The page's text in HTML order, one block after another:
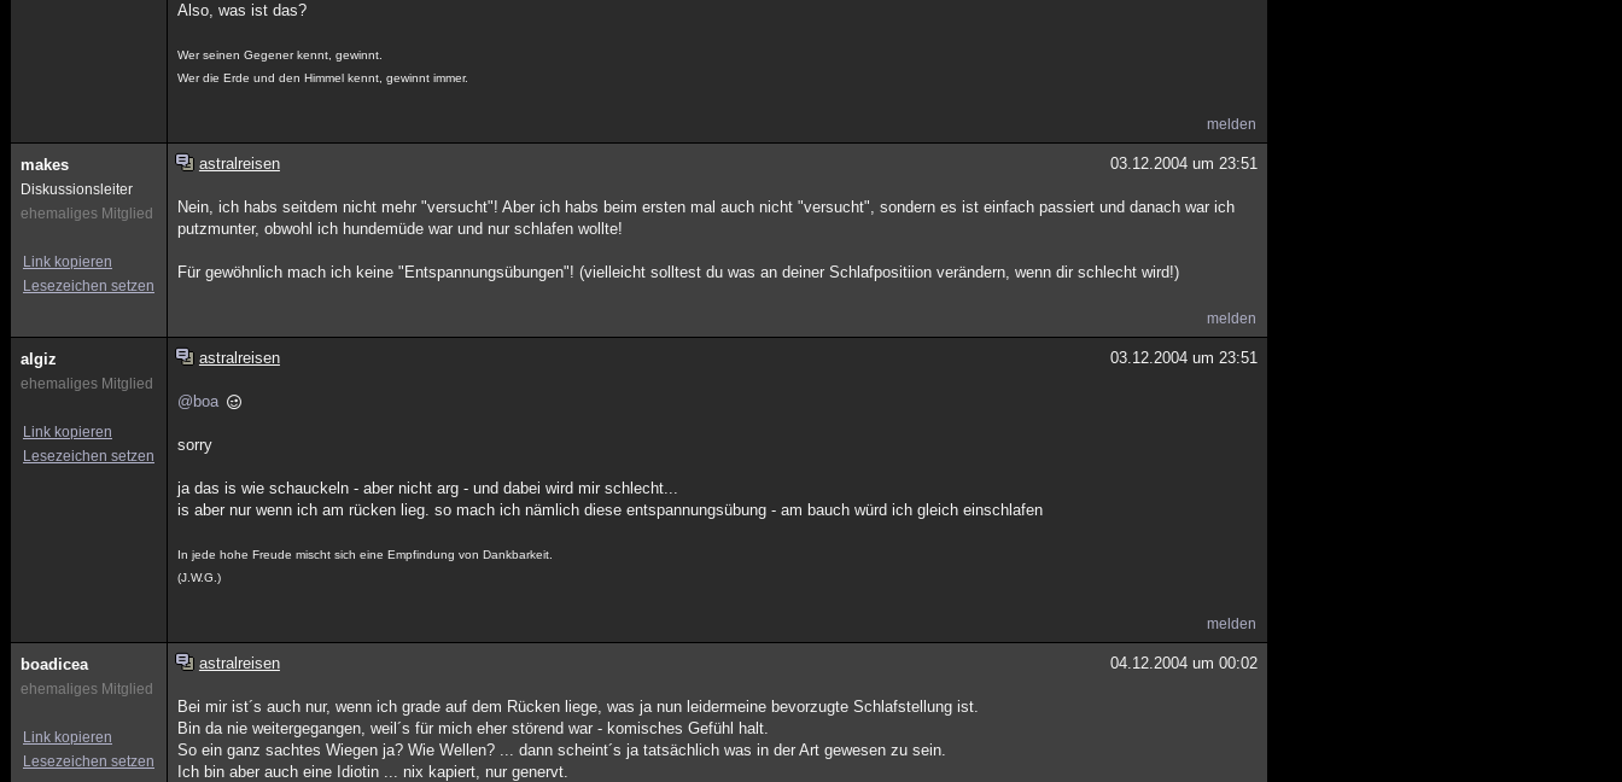
Also, was ist das?
Wer seinen Gegener kennt, gewinnt.
Wer die Erde und den Himmel kennt, gewinnt immer.
melden
makes
Diskussionsleiter
ehemaliges Mitglied
Link kopieren
Lesezeichen setzen
astralreisen 03.12.2004 um 23:51
Nein, ich habs seitdem nicht mehr "versucht"! Aber ich habs beim ersten mal auch nicht "versucht", sondern es ist einfach passiert und danach war ich
putzmunter, obwohl ich hundemüde war und nur schlafen wollte!
Für gewöhnlich mach ich keine "Entspannungsübungen"! (vielleicht solltest du was an deiner Schlafpositiion verändern, wenn dir schlecht wird!)
melden
algiz
ehemaliges Mitglied
Link kopieren
Lesezeichen setzen
astralreisen 03.12.2004 um 23:51
@boa
sorry
ja das is wie schauckeln - aber nicht arg - und dabei wird mir schlecht...
is aber nur wenn ich am rücken lieg. so mach ich nämlich diese entspannungsübung - am bauch würd ich gleich einschlafen
In jede hohe Freude mischt sich eine Empfindung von Dankbarkeit.
(J.W.G.)
melden
boadicea
ehemaliges Mitglied
Link kopieren
Lesezeichen setzen
astralreisen 04.12.2004 um 00:02
Bei mir ist´s auch nur, wenn ich grade auf dem Rücken liege, was ja nun leidermeine bevorzugte Schlafstellung ist.
Bin da nie weitergegangen, weil´s für mich eher störend war - komisches Gefühl halt.
So ein ganz sachtes Wiegen ja? Wie Wellen? ... dann scheint´s ja tatsächlich was in der Art gewesen zu sein.
Ich bin aber auch eine Idiotin ... nix kapiert, nur genervt.